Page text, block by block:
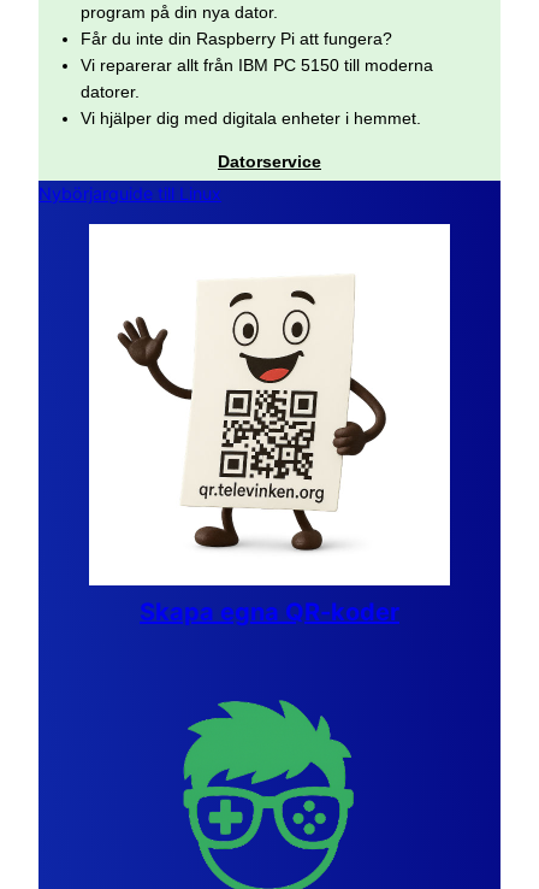
program på din nya dator.
Får du inte din Raspberry Pi att fungera?
Vi reparerar allt från IBM PC 5150 till moderna
datorer.
Vi hjälper dig med digitala enheter i hemmet.
Datorservice
Nybörjarguide till Linux
Skapa egna QR-koder